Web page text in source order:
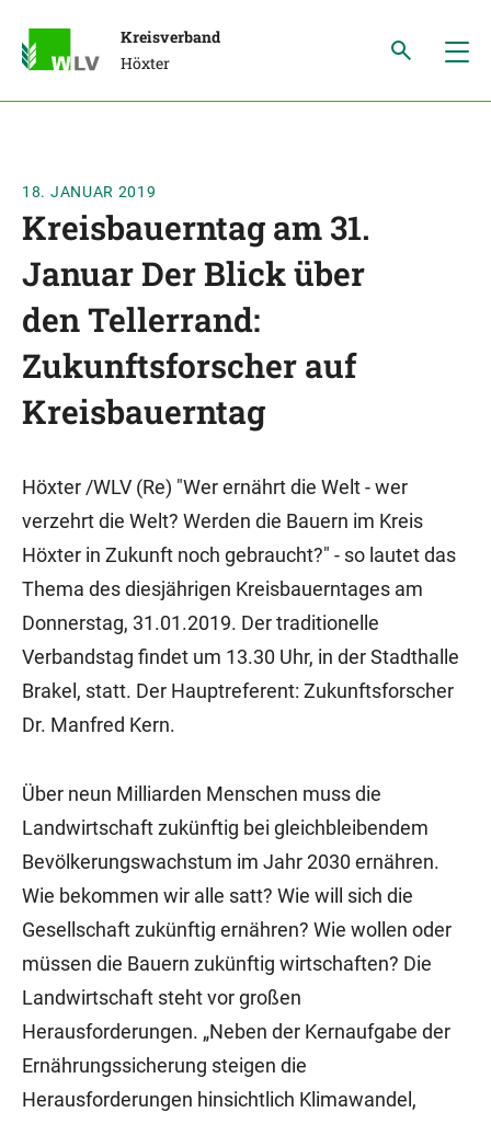
Kreisverband
Höxter
18. JANUAR 2019
Kreisbauerntag am 31.
Januar Der Blick über
den Tellerrand:
Zukunftsforscher auf
Kreisbauerntag
Höxter /WLV (Re) "Wer ernährt die Welt - wer
verzehrt die Welt? Werden die Bauern im Kreis
Höxter in Zukunft noch gebraucht?" - so lautet das
Thema des diesjährigen Kreisbauerntages am
Donnerstag, 31.01.2019. Der traditionelle
Verbandstag findet um 13.30 Uhr, in der Stadthalle
Brakel, statt. Der Hauptreferent: Zukunftsforscher
Dr. Manfred Kern.
Über neun Milliarden Menschen muss die
Landwirtschaft zukünftig bei gleichbleibendem
Bevölkerungswachstum im Jahr 2030 ernähren.
Wie bekommen wir alle satt? Wie will sich die
Gesellschaft zukünftig ernähren? Wie wollen oder
müssen die Bauern zukünftig wirtschaften? Die
Landwirtschaft steht vor großen
Herausforderungen. „Neben der Kernaufgabe der
Ernährungssicherung steigen die
Herausforderungen hinsichtlich Klimawandel,